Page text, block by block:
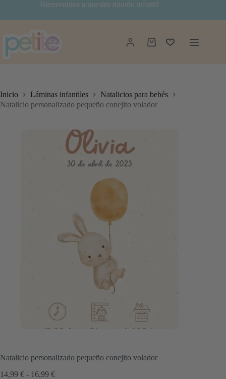
contenido
Bienvenidos a nuestro mundo infantil
Carro
Inicio Láminas infantiles
Natalicios para bebés
Natalicio personalizado pequeño conejito volador
Natalicio personalizado pequeño conejito volador
14,99 € - 16,99 €Rango